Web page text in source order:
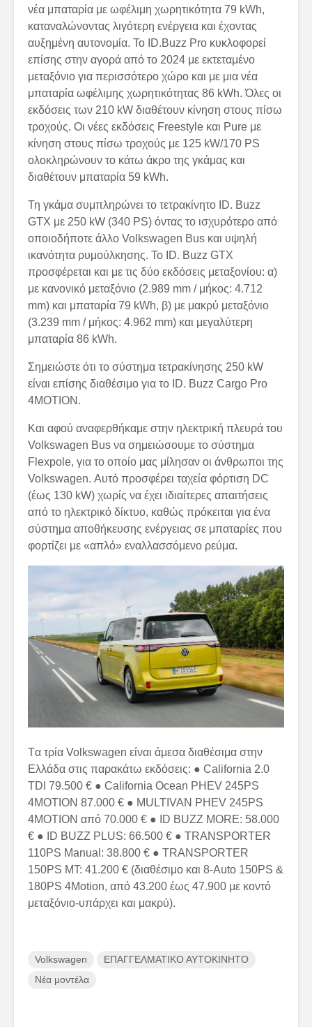
νέα μπαταρία με ωφέλιμη χωρητικότητα 79 kWh,
καταναλώνοντας λιγότερη ενέργεια και έχοντας
αυξημένη αυτονομία. Το ID.Buzz Pro κυκλοφορεί
επίσης στην αγορά από το 2024 με εκτεταμένο
μεταξόνιο για περισσότερο χώρο και με μια νέα
μπαταρία ωφέλιμης χωρητικότητας 86 kWh. Όλες οι
εκδόσεις των 210 kW διαθέτουν κίνηση στους πίσω
τροχούς. Οι νέες εκδόσεις Freestyle και Pure με
κίνηση στους πίσω τροχούς με 125 kW/170 PS
ολοκληρώνουν το κάτω άκρο της γκάμας και
διαθέτουν μπαταρία 59 kWh.
Τη γκάμα συμπληρώνει το τετρακίνητο ID. Buzz
GTX με 250 kW (340 PS) όντας το ισχυρότερο από
οποιοδήποτε άλλο Volkswagen Bus και υψηλή
ικανότητα ρυμούλκησης. Το ID. Buzz GTX
προσφέρεται και με τις δύο εκδόσεις μεταξονίου: α)
με κανονικό μεταξόνιο (2.989 mm / μήκος: 4.712
mm) και μπαταρία 79 kWh, β) με μακρύ μεταξόνιο
(3.239 mm / μήκος: 4.962 mm) και μεγαλύτερη
μπαταρία 86 kWh.
Σημειώστε ότι το σύστημα τετρακίνησης 250 kW
είναι επίσης διαθέσιμο για το ID. Buzz Cargo Pro
4MOTION.
Και αφού αναφερθήκαμε στην ηλεκτρική πλευρά του
Volkswagen Bus να σημειώσουμε το σύστημα
Flexpole, για το οποίο μας μίλησαν οι άνθρωποι της
Volkswagen. Αυτό προσφέρει ταχεία φόρτιση DC
(έως 130 kW) χωρίς να έχει ιδιαίτερες απαιτήσεις
από το ηλεκτρικό δίκτυο, καθώς πρόκειται για ένα
σύστημα αποθήκευσης ενέργειας σε μπαταρίες που
φορτίζει με «απλό» εναλλασσόμενο ρεύμα.
Tα τρία Volkswagen είναι άμεσα διαθέσιμα στην
Ελλάδα στις παρακάτω εκδόσεις: ● California 2.0
TDI 79.500 € ● California Ocean PHEV 245PS
4MOTION 87.000 € ● MULTIVAN PHEV 245PS
4MOTION από 70.000 € ● ID BUZZ MORE: 58.000
€ ● ID BUZZ PLUS: 66.500 € ● TRANSPORTER
110PS Manual: 38.800 € ● TRANSPORTER
150PS MT: 41.200 € (διαθέσιμο και 8-Auto 150PS &
180PS 4Motion, από 43.200 έως 47.900 με κοντό
μεταξόνιο-υπάρχει και μακρύ).
Volkswagen
ΕΠΑΓΓΕΛΜΑΤΙΚΟ ΑΥΤΟΚΙΝΗΤΟ
Νέα μοντέλα